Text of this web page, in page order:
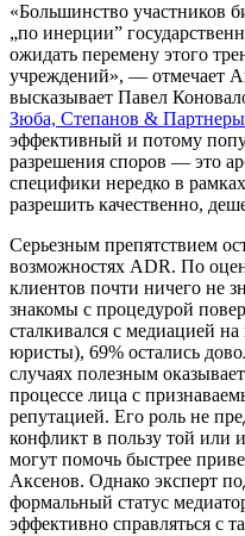
«Большинство участников
„по инерции”
ожидать перемену этого
учреждений», — отмечает
высказывает Павел
Зюба, Степанов & Партнеры
эффективный и потому
разрешения споров — это
специфики нередко в
разрешить качественно,
Серьезным препятствием
возможностях ADR. По
клиентов почти ничего не
знакомы с процедурой
сталкивался с медиацией
юристы), 69% остались
случаях полезным
процессе лица с
репутацией. Его роль не
конфликт в пользу той или
могут помочь быстрее
Аксенов. Однако эксперт
формальный статус
эффективно справляться с